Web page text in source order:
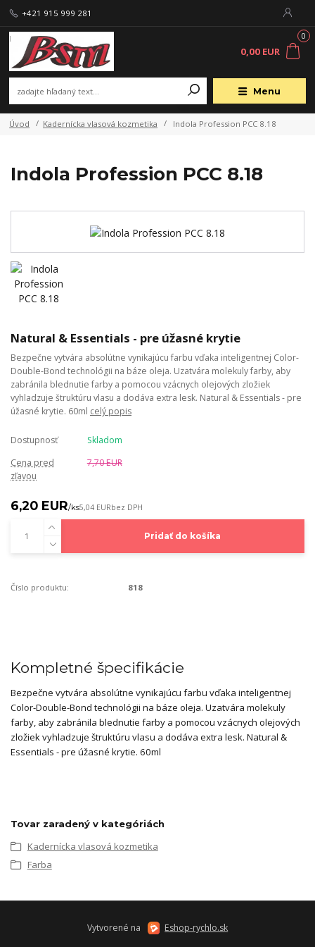
Menu
+421 915 999 281
0
0,00 EUR
Úvod Kadernícka vlasová kozmetika Indola Profession PCC 8.18
Indola Profession PCC 8.18
Natural & Essentials - pre úžasné krytie
Bezpečne vytvára absolútne vynikajúcu farbu vďaka inteligentnej Color-
Double-Bond technológii na báze oleja. Uzatvára molekuly farby, aby
zabránila blednutie farby a pomocou vzácnych olejových zložiek
vyhladzuje štruktúru vlasu a dodáva extra lesk. Natural & Essentials - pre
úžasné krytie. 60ml celý popis
Dostupnosť
Skladom
Cena pred
zľavou
7,70 EUR
6,20 EUR/ks5,04 EURbez DPH
Pridať do košíka
Číslo produktu: 818
Kompletné špecifikácie
Bezpečne vytvára absolútne vynikajúcu farbu vďaka inteligentnej
Color-Double-Bond technológii na báze oleja. Uzatvára molekuly
farby, aby zabránila blednutie farby a pomocou vzácnych olejových
zložiek vyhladzuje štruktúru vlasu a dodáva extra lesk. Natural &
Essentials - pre úžasné krytie. 60ml
Tovar zaradený v kategóriách
Kadernícka vlasová kozmetika
Farba
Vytvorené na Eshop-rychlo.sk